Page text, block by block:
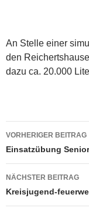
An Stelle einer
den
dazu ca. 20.000
VORHERIGER BEITRAG
Einsatzübung
NÄCHSTER BEITRAG
Kreisjugend-